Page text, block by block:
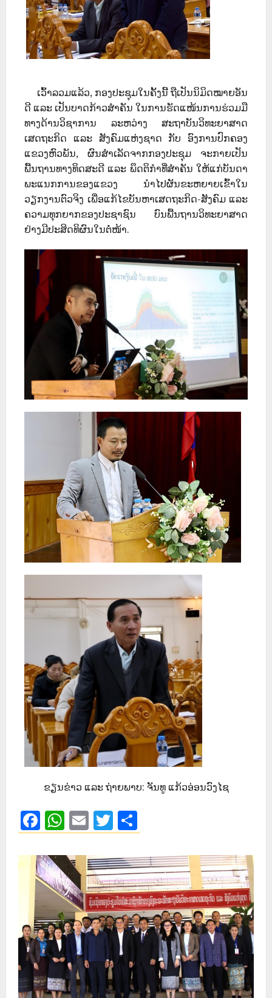
ເວົ້າລວມແລ້ວ, ກອງປະຊຸມໃນຄັ້ງນີ້ ຖືເປັນນິມິດໝາຍອັນ
ດີ ແລະ ເປັນບາດກ້າວສຳຄັນ ໃນການຮັດແໜ້ນການຮ່ວມມື
ທາງດ້ານວິຊາການ ລະຫວ່າງ ສະຖາບັນວິທະຍາສາດ
ເສດຖະກິດ ແລະ ສັງຄົມແຫ່ງຊາດ ກັບ ອົງການປົກຄອງ
ແຂວງຫົວພັນ, ຜົນສຳເລັດຈາກກອງປະຊຸມ ຈະກາຍເປັນ
ພື້ນຖານທາງທິດສະດີ ແລະ ພຶດຕິກຳທີ່ສຳຄັນ ໃຫ້ແກ່ບັນດາ
ພະແນກການຂອງແຂວງ ນຳໄປຜັນຂະຫຍາຍເຂົ້າໃນ
ວຽກງານຕົວຈິງ ເພື່ອແກ້ໄຂບັນຫາເສດຖະກິດ-ສັງຄົມ ແລະ
ຄວາມທຸກຍາກຂອງປະຊາຊົນ ບົນພື້ນຖານວິທະຍາສາດ
ຢ່າງມີປະສິດທິຜົນໃນຕໍ່ໜ້າ.
ຂຽນຂ່າວ ແລະ ຖ່າຍພາບ: ຈັນທູ ແກ້ວອ່ອນວົງໄຊ
Facebook
WhatsApp
EmailTwitter